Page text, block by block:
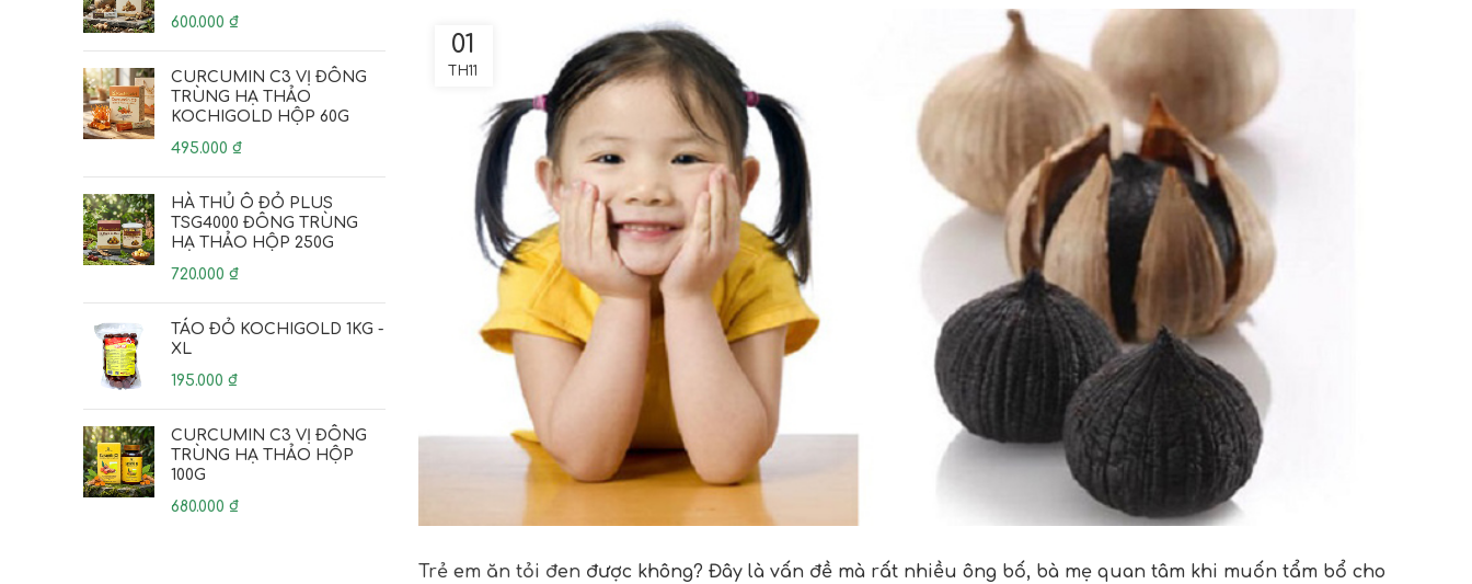
01
TH11
Trẻ em ăn tỏi đen được không? Đây là vấn đề mà rất nhiều ông bố, bà mẹ quan tâm khi muốn tẩm bổ cho
600.000 ₫
CURCUMIN C3 VỊ ĐÔNG
TRÙNG HẠ THẢO
KOCHIGOLD HỘP 60G
495.000 ₫
HÀ THỦ Ô ĐỎ PLUS
TSG4000 ĐÔNG TRÙNG
HẠ THẢO HỘP 250G
720.000 ₫
TÁO ĐỎ KOCHIGOLD 1KG -
XL
195.000 ₫
CURCUMIN C3 VỊ ĐÔNG
TRÙNG HẠ THẢO HỘP
100G
680.000 ₫